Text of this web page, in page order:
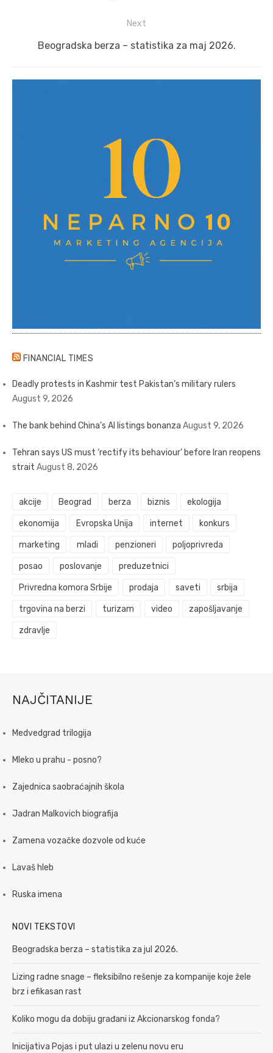
Next
Next
Beogradska berza – statistika za maj 2026.
FINANCIAL TIMES
Deadly protests in Kashmir test Pakistan’s military rulers
August 9, 2026
The bank behind China’s AI listings bonanza August 9, 2026
Tehran says US must ‘rectify its behaviour’ before Iran reopens
strait August 8, 2026
akcije Beograd berza biznis ekologija
ekonomija Evropska Unija internet konkurs
marketing mladi penzioneri poljoprivreda
posao poslovanje preduzetnici
Privredna komora Srbije prodaja saveti srbija
trgovina na berzi turizam video zapošljavanje
zdravlje
NAJČITANIJE
Medvedgrad trilogija
Mleko u prahu - posno?
Zajednica saobraćajnih škola
Jadran Malkovich biografija
Zamena vozačke dozvole od kuće
Lavaš hleb
Ruska imena
NOVI TEKSTOVI
Beogradska berza – statistika za jul 2026.
Lizing radne snage – fleksibilno rešenje za kompanije koje žele
brz i efikasan rast
Koliko mogu da dobiju građani iz Akcionarskog fonda?
Inicijativa Pojas i put ulazi u zelenu novu eru